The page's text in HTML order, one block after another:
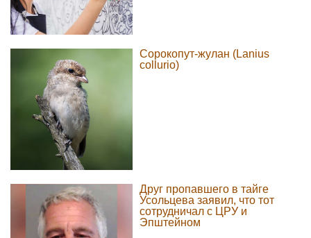
Сорокопут-жулан (Lanius
collurio)
Друг пропавшего в тайге
Усольцева заявил, что тот
сотрудничал с ЦРУ и
Эпштейном